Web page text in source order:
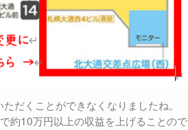
だくことができなくなりましたね。
約10万円以上の収益を上げることので